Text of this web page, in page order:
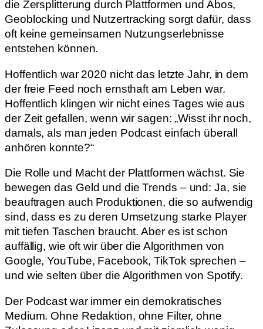
die Zersplitterung durch Plattformen und Abos,
Geoblocking und Nutzertracking sorgt dafür, dass
oft keine gemeinsamen Nutzungserlebnisse
entstehen können.
Hoffentlich war 2020 nicht das letzte Jahr, in dem
der freie Feed noch ernsthaft am Leben war.
Hoffentlich klingen wir nicht eines Tages wie aus
der Zeit gefallen, wenn wir sagen: „Wisst ihr noch,
damals, als man jeden Podcast einfach überall
anhören konnte?“
Die Rolle und Macht der Plattformen wächst. Sie
bewegen das Geld und die Trends – und: Ja, sie
beauftragen auch Produktionen, die so aufwendig
sind, dass es zu deren Umsetzung starke Player
mit tiefen Taschen braucht. Aber es ist schon
auffällig, wie oft wir über die Algorithmen von
Google, YouTube, Facebook, TikTok sprechen –
und wie selten über die Algorithmen von Spotify.
Der Podcast war immer ein demokratisches
Medium. Ohne Redaktion, ohne Filter, ohne